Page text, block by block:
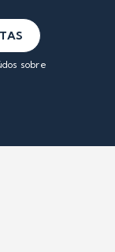
sobre